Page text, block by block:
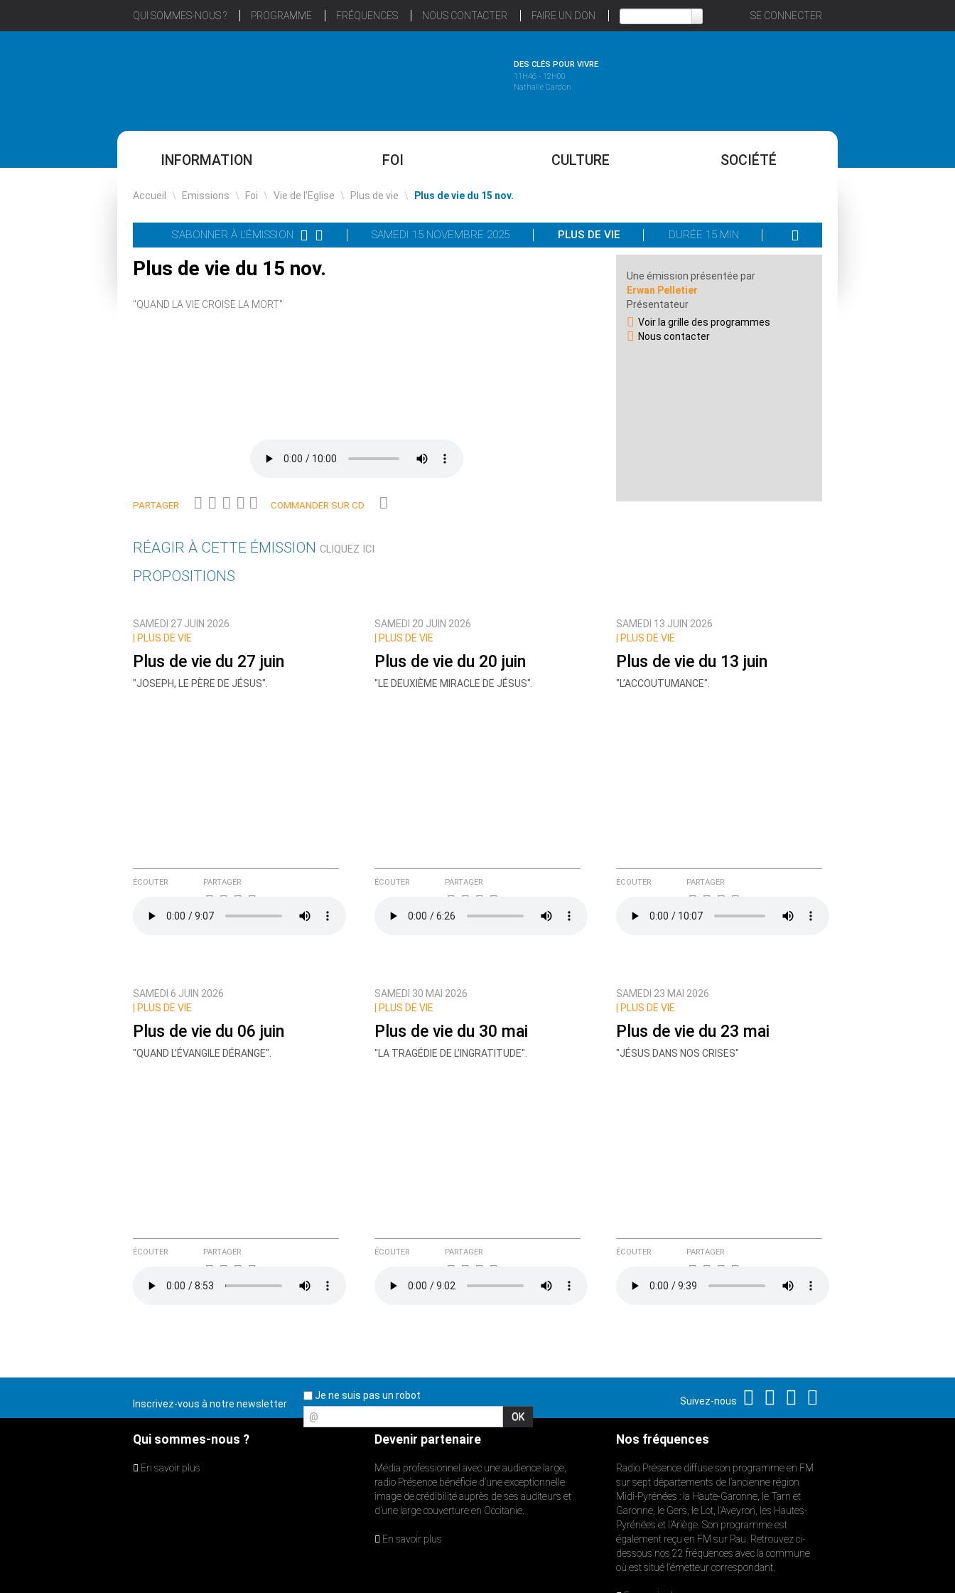
QUI SOMMES-NOUS ? PROGRAMME FRÉQUENCES NOUS CONTACTER FAIRE UN DON SE CONNECTER
DES CLÉS POUR VIVRE
11H46 - 12H00
Nathalie Cardon
INFORMATION FOI CULTURE SOCIÉTÉ
Accueil \ Emissions \ Foi \ Vie de l’Eglise \ Plus de vie \ Plus de vie du 15 nov.
S'ABONNER À L'ÉMISSION SAMEDI 15 NOVEMBRE 2025 PLUS DE VIE DURÉE 15 MIN
Plus de vie du 15 nov.
"QUAND LA VIE CROISE LA MORT"
PARTAGER COMMANDER SUR CD
Une émission présentée par
Erwan Pelletier
Présentateur
Voir la grille des programmes
Nous contacter
RÉAGIR À CETTE ÉMISSION CLIQUEZ ICI
Nom
Courriel (non publié)
Prévenez-moi de tous les nouveaux commentaires de cette discussion par email
PROPOSITIONS
SAMEDI 27 JUIN 2026
PLUS DE VIE
Plus de vie du 27 juin
"JOSEPH, LE PÈRE DE JÉSUS".
ÉCOUTER PARTAGER
SAMEDI 20 JUIN 2026
PLUS DE VIE
Plus de vie du 20 juin
"LE DEUXIÈME MIRACLE DE JÉSUS".
ÉCOUTER PARTAGER
SAMEDI 13 JUIN 2026
PLUS DE VIE
Plus de vie du 13 juin
"L’ACCOUTUMANCE".
ÉCOUTER PARTAGER
SAMEDI 6 JUIN 2026
PLUS DE VIE
Plus de vie du 06 juin
"QUAND L’ÉVANGILE DÉRANGE".
ÉCOUTER PARTAGER
SAMEDI 30 MAI 2026
PLUS DE VIE
Plus de vie du 30 mai
"LA TRAGÉDIE DE L’INGRATITUDE".
ÉCOUTER PARTAGER
SAMEDI 23 MAI 2026
PLUS DE VIE
Plus de vie du 23 mai
"JÉSUS DANS NOS CRISES"
ÉCOUTER PARTAGER
Inscrivez-vous à notre newsletter
Je ne suis pas un robot
@
Suivez-nous
Qui sommes-nous ?
En savoir plus
Devenir partenaire
Média professionnel avec une audience large,
radio Présence bénéficie d’une exceptionnelle
image de crédibilité auprès de ses auditeurs et
d’une large couverture en Occitanie.
En savoir plus
Nos fréquences
Radio Présence diffuse son programme en FM
sur sept départements de l’ancienne région
Midi-Pyrénées : la Haute-Garonne, le Tarn et
Garonne, le Gers, le Lot, l’Aveyron, les Hautes-
Pyrénées et l’Ariège. Son programme est
également reçu en FM sur Pau. Retrouvez ci-
dessous nos 22 fréquences avec la commune
où est situé l’émetteur correspondant.